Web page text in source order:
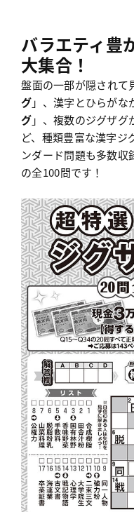
バラエティ豊
大集合！
盤面の一部が隠されて
グ」、漢字とひらがな
グ」、複数のジグザグ
ど、種類豊富な漢字ジ
ンダード問題も多数収
の全100問です！